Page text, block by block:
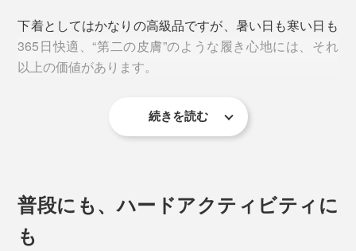
下着としてはかなりの高級品ですが、暑い日も寒い日も
365日快適、“第二の皮膚”のような履き心地には、それ
以上の価値があります。
“第二の皮膚”たる所以は3つ
1. 素材
混率は、ウール50％、再生ポリエステル50％。肌に快
適なウールと、耐久性・速乾性のあるポリエステルを組
続きを読む
普段にも、ハードアクティビティに
も